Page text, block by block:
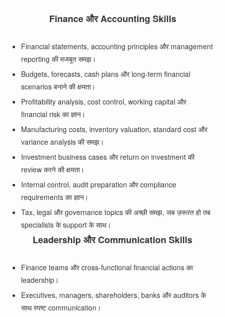
Finance और Accounting Skills
Financial statements, accounting principles और management
reporting की मजबूत समझ।
Budgets, forecasts, cash plans और long-term financial
scenarios बनाने की क्षमता।
Profitability analysis, cost control, working capital और
financial risk का ज्ञान।
Manufacturing costs, inventory valuation, standard cost और
variance analysis की समझ।
Investment business cases और return on investment की
review करने की क्षमता।
Internal control, audit preparation और compliance
requirements का ज्ञान।
Tax, legal और governance topics की अच्छी समझ, जब ज़रूरत हो तब
specialists के support के साथ।
Leadership और Communication Skills
Finance teams और cross-functional financial actions का
leadership।
Executives, managers, shareholders, banks और auditors के
साथ स्पष्ट communication।